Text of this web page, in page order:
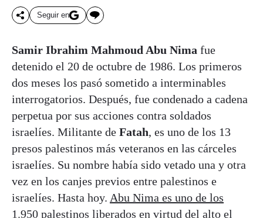
Seguir en
Samir Ibrahim Mahmoud Abu Nima fue
detenido el 20 de octubre de 1986. Los primeros
dos meses los pasó sometido a interminables
interrogatorios. Después, fue condenado a cadena
perpetua por sus acciones contra soldados
israelíes. Militante de Fatah, es uno de los 13
presos palestinos más veteranos en las cárceles
israelíes. Su nombre había sido vetado una y otra
vez en los canjes previos entre palestinos e
israelíes. Hasta hoy. Abu Nima es uno de los
1.950 palestinos liberados en virtud del alto el